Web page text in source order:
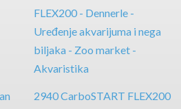
2940 CarboSTART FLEX200